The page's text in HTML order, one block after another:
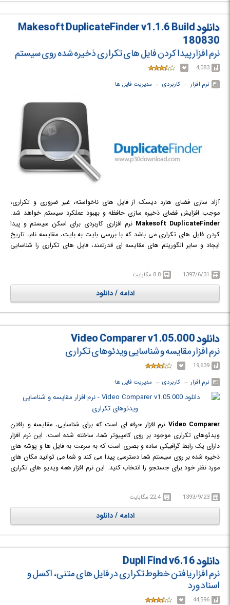
دانلود Makesoft DuplicateFinder v1.1.6 Build
180830
نرم افزار پیدا کردن فایل های تکراری ذخیره شده روی سیستم
4,083
نرم افزار ← ‏ کاربردی ← ‏ مدیریت فایل ها
آزاد سازی فضای هارد دیسک از فایل های ناخواسته، غیر ضروری و تکراری،
موجب افزایش فضای ذخیره سازی حافظه و بهبود عملکرد سیستم خواهد شد.
Makesoft DuplicateFinder نرم افزاری کاربردی برای اسکن سیستم و پیدا
کردن فایل های تکراری می باشد که با بررسی بایت به بایت، مقایسه نام، تاریخ
ایجاد و سایر الگوریتم های مقایسه ای قدرتمند، فایل های تکراری را شناسایی
تکراری را حذف کنید.
1397/6/31 8.8 مگابایت
ادامه / دانلود
دانلود Video Comparer v1.05.000
نرم افزار مقایسه و شناسایی ویدئوهای تکراری
19,639
نرم افزار ← ‏ کاربردی ← ‏ مدیریت فایل ها
Video Comparer نرم افزار حرفه ای است که برای شناسایی، مقایسه و یافتن
ویدئوهای تکراری موجود بر روی کامپیوتر شما، ساخته شده است. این نرم افزار
دارای یک رابط گرافیکی ساده و بصری است که به سرعت به فایل ها و پوشه های
ذخیره شده بر روی سیستم شما دسترسی پیدا می کند و شما می توانید مکان های
مورد نظر خود برای جستجو را انتخاب کنید. این نرم افزار همه ویدیو های تکراری
سکانس به سکانس و بخش بخش شده ویدئو است در نتیجه می توانید حتی
دقیقه به دقیقه ویدئوها را نیز بررسی کنید. این نرم افزار در پایان اسکن، فایل
های ویدئویی تکراری را تشخیص داده شده را به همراه اطلاعات اضافی درباره آن
ها، مانند نام فایل، مسیر، درصد شباهت، گروه، اندازه و توالی تصویر، برای شما
ویدئو را در 40 دقیقه مقایسه کند.
1393/9/23 22.4 مگابایت
ادامه / دانلود
دانلود Dupli Find v6.16
نرم افزار یافتن خطوط تکراری در فایل های متنی، اکسل و
اسناد ورد
44,596